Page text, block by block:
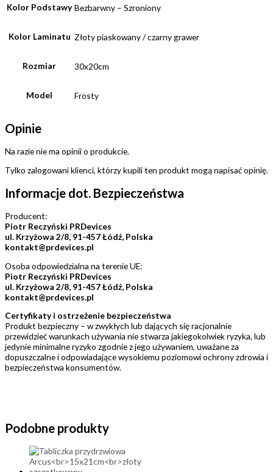
Kolor Podstawy Bezbarwny – Szroniony
Kolor Laminatu Złoty piaskowany / czarny grawer
Rozmiar 30x20cm
Model Frosty
Opinie
Na razie nie ma opinii o produkcie.
Tylko zalogowani klienci, którzy kupili ten produkt mogą napisać opinię.
Informacje dot. Bezpieczeństwa
Producent:
Piotr Reczyński PRDevices
ul. Krzyżowa 2/8, 91-457 Łódź, Polska
kontakt@prdevices.pl
Osoba odpowiedzialna na terenie UE:
Piotr Reczyński PRDevices
ul. Krzyżowa 2/8, 91-457 Łódź, Polska
kontakt@prdevices.pl
Certyfikaty i ostrzeżenie bezpieczeństwa
Produkt bezpieczny – w zwykłych lub dających się racjonalnie
przewidzieć warunkach używania nie stwarza jakiegokolwiek ryzyka, lub
jedynie minimalne ryzyko zgodnie z jego używaniem, uważane za
dopuszczalne i odpowiadające wysokiemu poziomowi ochrony zdrowia i
bezpieczeństwa konsumentów.
Podobne produkty